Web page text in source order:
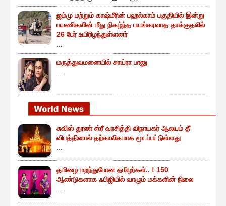
ஜம்மு மற்றும் காஷ்மீரின் பஹல்காம் பகுதியில் இன்று
பயணிகளின் மீது நிகழ்ந்த பயங்கரவாத தாக்குதலில்
26 பேர் உயிரிழந்துள்ளனர்
மருத்துவமனையில் சாய்ரா பானு
சுவிஸ் தூண் ஸ்ரீ வரசித்தி விநாயகர் ஆலயம் தீ
விபத்தினால் தற்காலிகமாக மூடப்பட்டுள்ளது
தமிழை மறந்துபோன தமிழர்கள்.. ! 150
ஆண்டுகளாக ஃபிஜியில் வாழும் மக்களின் நிலை